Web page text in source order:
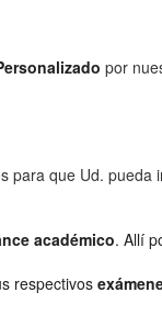
por
para que Ud. pueda
académico. Allí
respectivos